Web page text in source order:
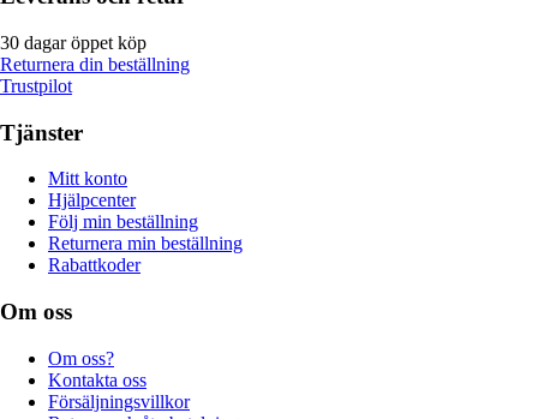
30 dagar öppet köp
Returnera din beställning
Trustpilot
Tjänster
Mitt konto
Hjälpcenter
Följ min beställning
Returnera min beställning
Rabattkoder
Om oss
Om oss?
Kontakta oss
Försäljningsvillkor